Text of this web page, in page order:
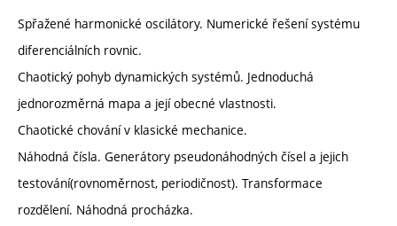
Spřažené harmonické oscilátory. Numerické řešení systému
diferenciálních rovnic.
Chaotický pohyb dynamických systémů. Jednoduchá
jednorozměrná mapa a její obecné vlastnosti.
Chaotické chování v klasické mechanice.
Náhodná čísla. Generátory pseudonáhodných čísel a jejich
testování(rovnoměrnost, periodičnost). Transformace
rozdělení. Náhodná procházka.